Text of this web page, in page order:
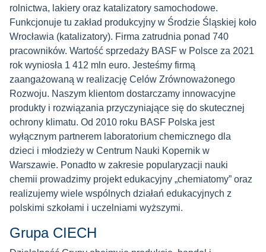
rolnictwa, lakiery oraz katalizatory samochodowe.
Funkcjonuje tu zakład produkcyjny w Środzie Śląskiej koło
Wrocławia (katalizatory). Firma zatrudnia ponad 740
pracowników. Wartość sprzedaży BASF w Polsce za 2021
rok wyniosła 1 412 mln euro. Jesteśmy firmą
zaangażowaną w realizację Celów Zrównoważonego
Rozwoju. Naszym klientom dostarczamy innowacyjne
produkty i rozwiązania przyczyniające się do skutecznej
ochrony klimatu. Od 2010 roku BASF Polska jest
wyłącznym partnerem laboratorium chemicznego dla
dzieci i młodzieży w Centrum Nauki Kopernik w
Warszawie. Ponadto w zakresie popularyzacji nauki
chemii prowadzimy projekt edukacyjny „chemiatomy” oraz
realizujemy wiele wspólnych działań edukacyjnych z
polskimi szkołami i uczelniami wyższymi.
Grupa CIECH